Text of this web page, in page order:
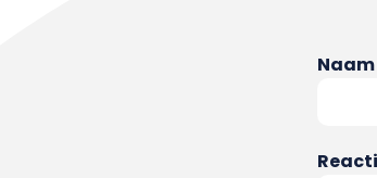
Naam